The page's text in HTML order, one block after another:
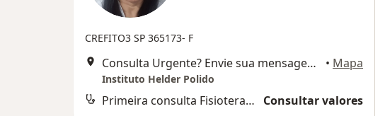
CREFITO3 SP 365173- F
Consulta Urgente? Envie sua mensagem para o nosso WhatsApp (16) 3372-7163 - Rua Maestro João Seppe, 900, Salas 133/134, 13º Andar, São Carlos • Mapa
Instituto Helder Polido
Primeira consulta Fisioterapia Consultar valores